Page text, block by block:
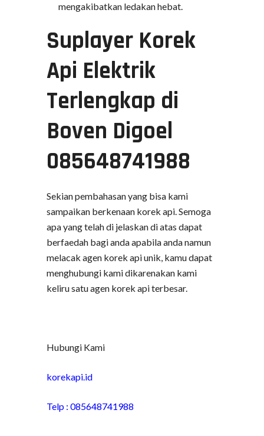
mengakibatkan ledakan hebat.
Suplayer Korek
Api Elektrik
Terlengkap di
Boven Digoel
085648741988
Sekian pembahasan yang bisa kami
sampaikan berkenaan korek api. Semoga
apa yang telah di jelaskan di atas dapat
berfaedah bagi anda apabila anda namun
melacak agen korek api unik, kamu dapat
menghubungi kami dikarenakan kami
keliru satu agen korek api terbesar.
Hubungi Kami
korekapi.id
Telp : 085648741988